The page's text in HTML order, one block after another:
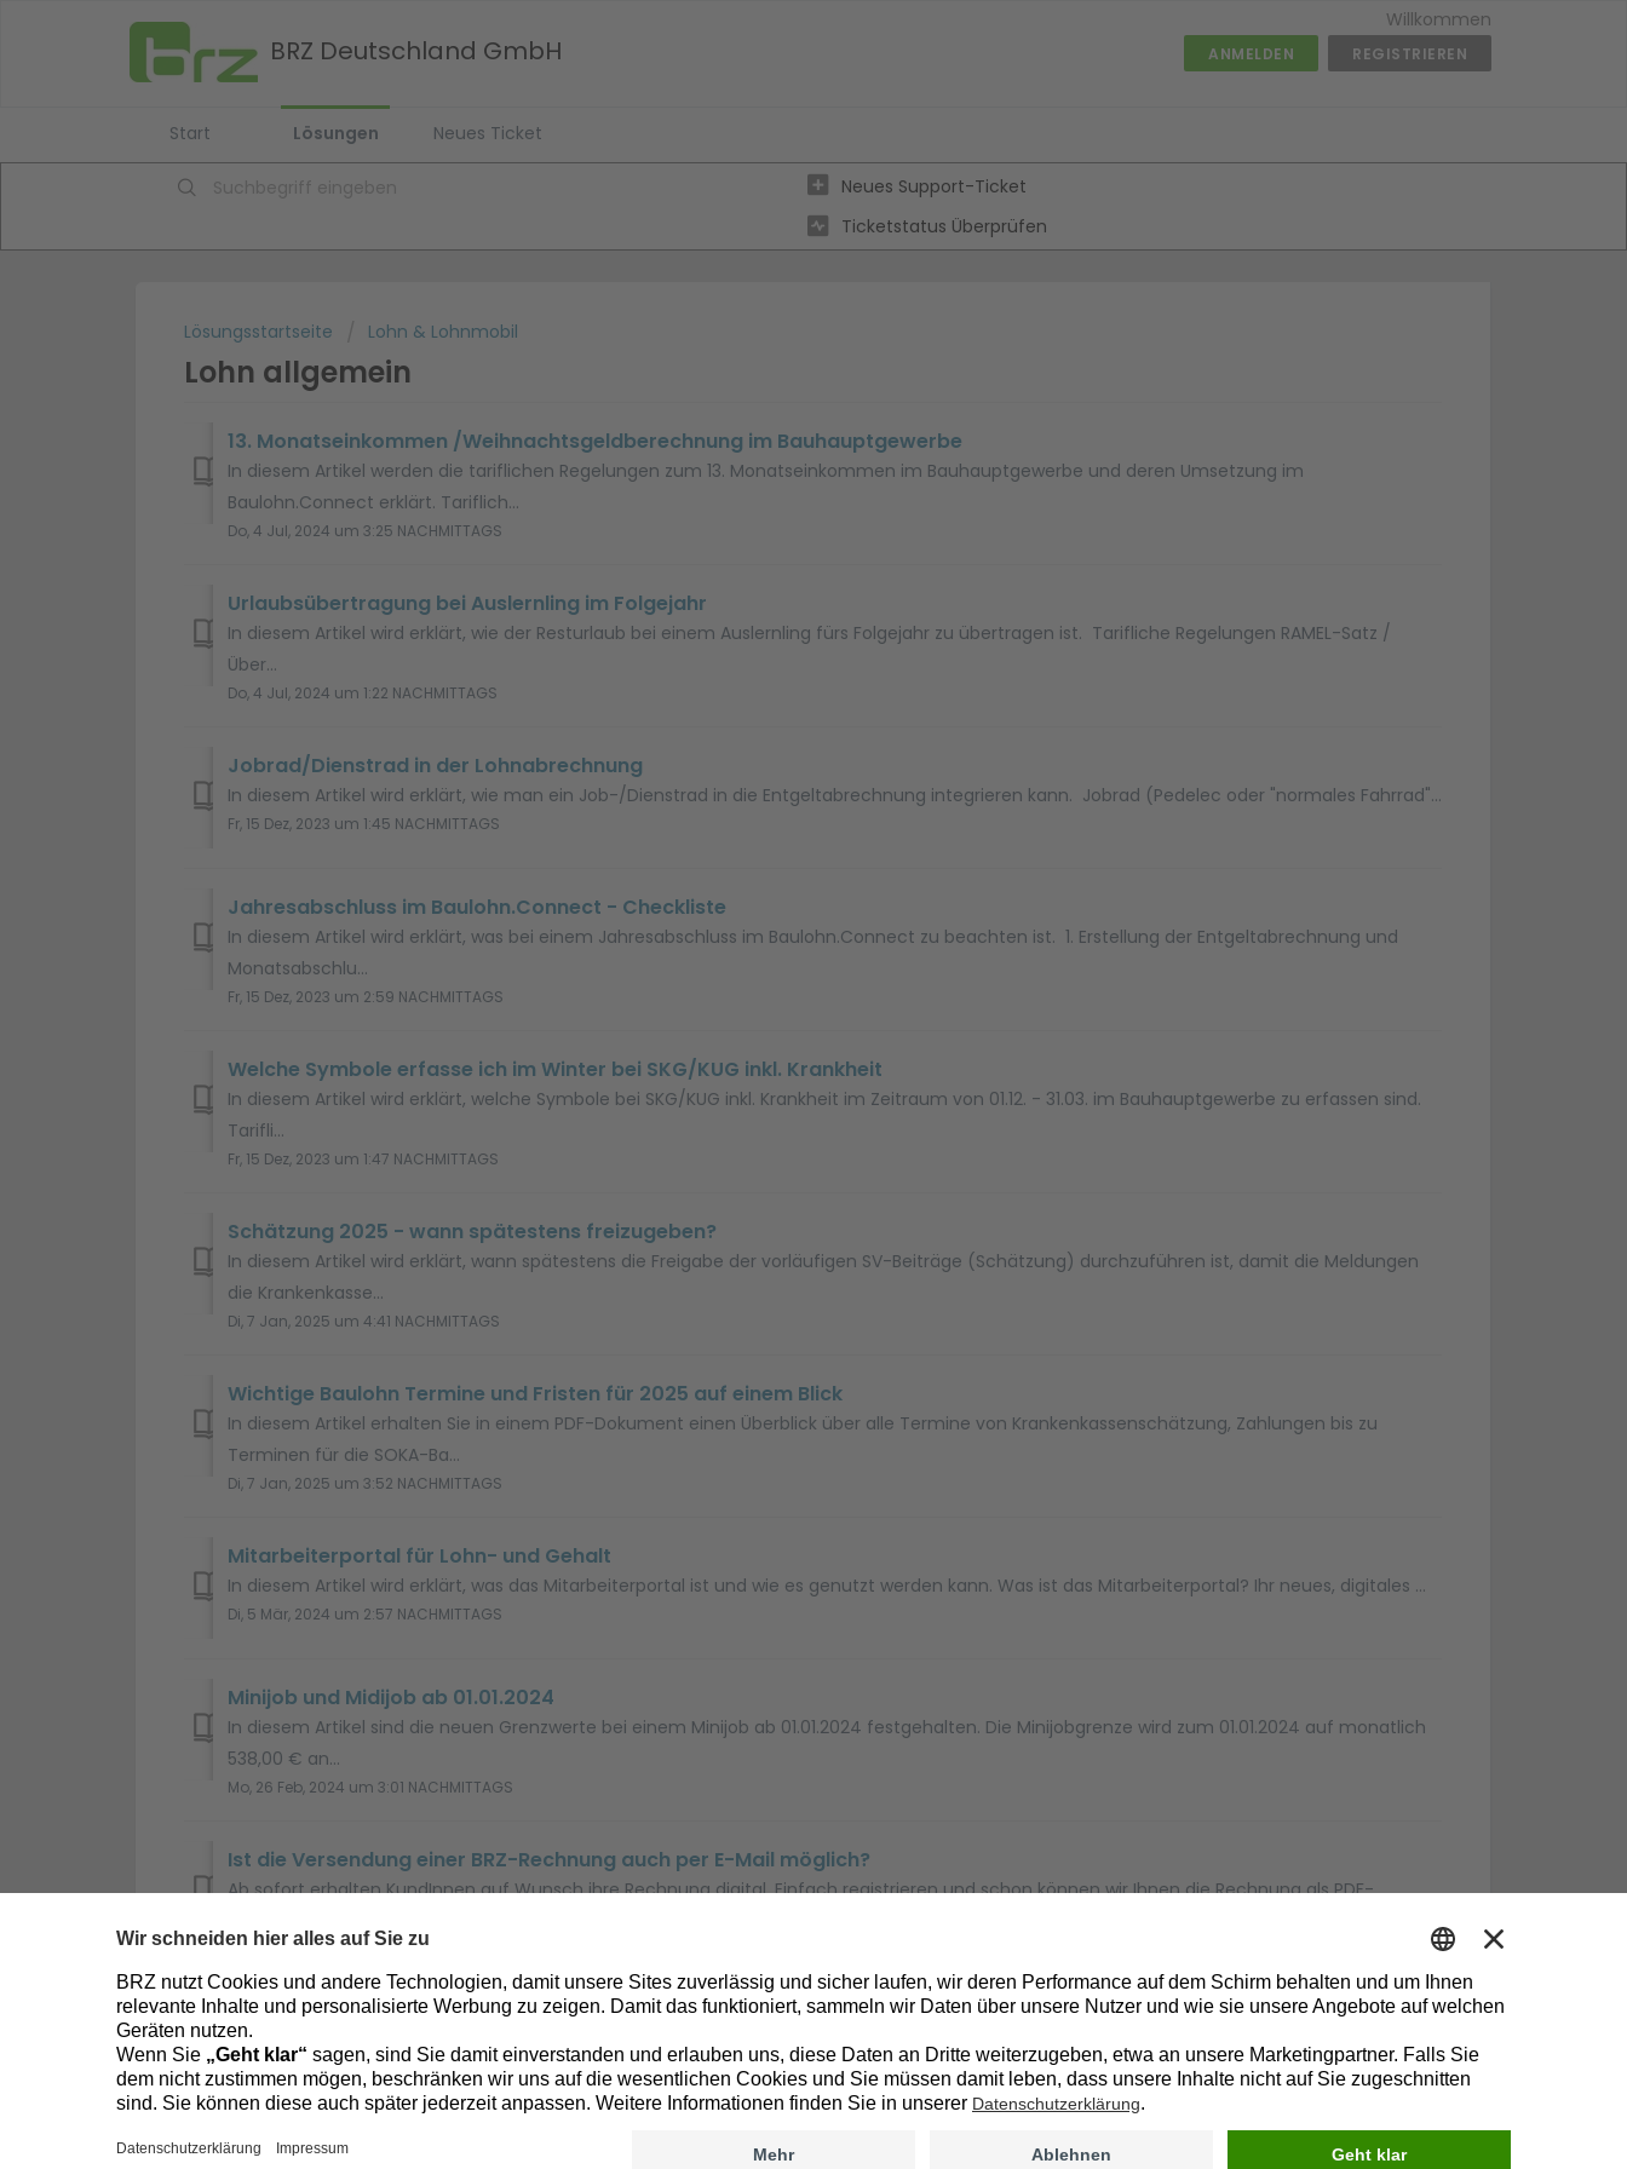
BRZ Deutschland GmbH
Willkommen
ANMELDEN REGISTRIEREN
Start Lösungen Neues Ticket
Neues Support-Ticket
Ticketstatus Überprüfen
Lösungsstartseite Lohn & Lohnmobil
Lohn allgemein
13. Monatseinkommen /Weihnachtsgeldberechnung im Bauhauptgewerbe
In diesem Artikel werden die tariflichen Regelungen zum 13. Monatseinkommen im Bauhauptgewerbe und deren Umsetzung im
Baulohn.Connect erklärt. Tariflich...
Do, 4 Jul, 2024 um 3:25 NACHMITTAGS
Urlaubsübertragung bei Auslernling im Folgejahr
In diesem Artikel wird erklärt, wie der Resturlaub bei einem Auslernling fürs Folgejahr zu übertragen ist. Tarifliche Regelungen RAMEL-Satz /
Über...
Do, 4 Jul, 2024 um 1:22 NACHMITTAGS
Jobrad/Dienstrad in der Lohnabrechnung
In diesem Artikel wird erklärt, wie man ein Job-/Dienstrad in die Entgeltabrechnung integrieren kann. Jobrad (Pedelec oder "normales Fahrrad"...
Fr, 15 Dez, 2023 um 1:45 NACHMITTAGS
Jahresabschluss im Baulohn.Connect - Checkliste
In diesem Artikel wird erklärt, was bei einem Jahresabschluss im Baulohn.Connect zu beachten ist. 1. Erstellung der Entgeltabrechnung und
Monatsabschlu...
Fr, 15 Dez, 2023 um 2:59 NACHMITTAGS
Welche Symbole erfasse ich im Winter bei SKG/KUG inkl. Krankheit
In diesem Artikel wird erklärt, welche Symbole bei SKG/KUG inkl. Krankheit im Zeitraum von 01.12. - 31.03. im Bauhauptgewerbe zu erfassen sind.
Tarifli...
Fr, 15 Dez, 2023 um 1:47 NACHMITTAGS
Schätzung 2025 - wann spätestens freizugeben?
In diesem Artikel wird erklärt, wann spätestens die Freigabe der vorläufigen SV-Beiträge (Schätzung) durchzuführen ist, damit die Meldungen
die Krankenkasse...
Di, 7 Jan, 2025 um 4:41 NACHMITTAGS
Wichtige Baulohn Termine und Fristen für 2025 auf einem Blick
In diesem Artikel erhalten Sie in einem PDF-Dokument einen Überblick über alle Termine von Krankenkassenschätzung, Zahlungen bis zu
Terminen für die SOKA-Ba...
Di, 7 Jan, 2025 um 3:52 NACHMITTAGS
Mitarbeiterportal für Lohn- und Gehalt
In diesem Artikel wird erklärt, was das Mitarbeiterportal ist und wie es genutzt werden kann. Was ist das Mitarbeiterportal? Ihr neues, digitales ...
Di, 5 Mär, 2024 um 2:57 NACHMITTAGS
Minijob und Midijob ab 01.01.2024
In diesem Artikel sind die neuen Grenzwerte bei einem Minijob ab 01.01.2024 festgehalten. Die Minijobgrenze wird zum 01.01.2024 auf monatlich
538,00 € an...
Mo, 26 Feb, 2024 um 3:01 NACHMITTAGS
Ist die Versendung einer BRZ-Rechnung auch per E-Mail möglich?
Ab sofort erhalten KundInnen auf Wunsch ihre Rechnung digital. Einfach registrieren und schon können wir Ihnen die Rechnung als PDF-
Mo, 26 Feb, 2024 um 3:20 NACHMITTAGS
« Zurück Weiter »